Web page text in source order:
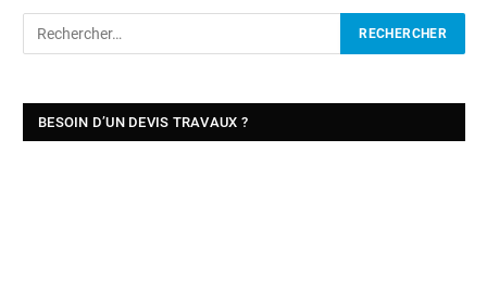
BESOIN D’UN DEVIS TRAVAUX ?